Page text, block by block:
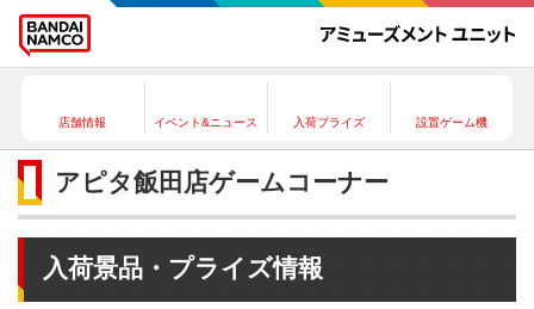
店舗情報 イベント&ニュース 入荷プライズ 設置ゲーム機
アピタ飯田店ゲームコーナー
入荷景品・プライズ情報